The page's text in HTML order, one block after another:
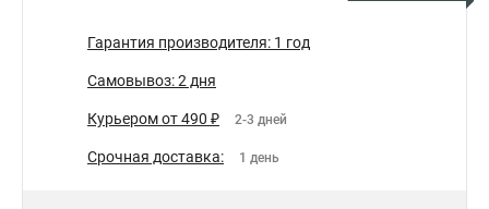
Гарантия производителя: 1 год
Самовывоз: 2 дня
Курьером от 490 ₽ 2-3 дней
Срочная доставка: 1 день